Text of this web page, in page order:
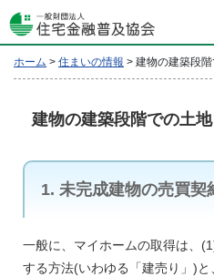
ホーム > 住まいの情報 > 建物の建築段
建物の建築段階での土
1. 未完成建物の売買契
一般に、マイホームの取得は、
する方法(いわゆる「建売り」)